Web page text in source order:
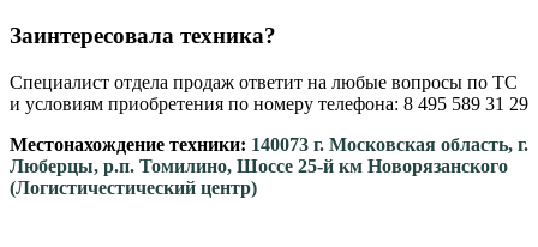
Заинтересовала техника?
Специалист отдела продаж ответит на любые вопросы по ТС
и условиям приобретения по номеру телефона: 8 495 589 31 29
Местонахождение техники: 140073 г. Московская область, г.
Люберцы, р.п. Томилино, Шоссе 25-й км Новорязанского
(Логистичестический центр)